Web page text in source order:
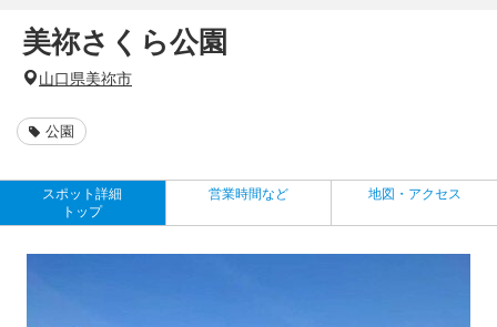
美祢さくら公園
山口県美祢市
公園
スポット詳細
トップ
営業時間など 地図・アクセス